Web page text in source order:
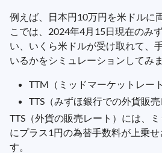
例えば、日本円10万円を米ドルに
こでは、2024年4月15日現在のみ
い、いくら米ドルが受け取れて、
いるかをシミュレーションしてみま
TTM（ミッドマーケットレー
TTS（みずほ銀行での外貨販
TTS（外貨の販売レート）には、
にプラス1円の為替手数料が上乗
す。